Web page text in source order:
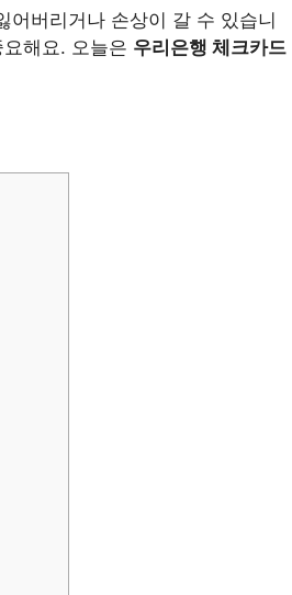
어버리거나 손상이 갈 수 있습니
해요. 오늘은 우리은행 체크카드